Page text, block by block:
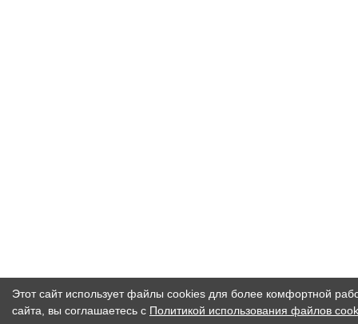
Этот сайт использует файлы cookies для более комфортной
сайта, вы соглашаетесь с Политикой использования файлов